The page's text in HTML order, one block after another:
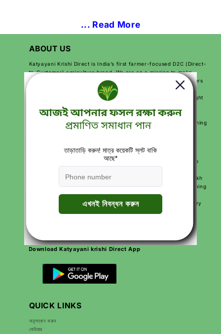
... Read More
ABOUT US
Katyayani Krishi Direct is India’s first farmer-focused D2C (Direct-
to-Customer) agriculture brand. We are on a mission to make
farming easier, more productive, and more profitable for farmers
across India. By sending products directly from our factory to
farmers, we make sure they get high-quality solutions at the right
We use modern technology, expert knowledge, and practical
solutions to help farmers improve their crops, reduce their farming
costs, and increase their earnings. Our goal is to make farming
With over 250+ agriculture products and services like free crop
calendars, soil and water testing, and expert video advice, we
support farmers at every step of their journey. More than 10 lakh
farmers across India trust Katyayani Krishi Direct for their farming
We are proud to be Made in India, Made for India, working every
day to grow Indian agriculture and make farmers’ lives better.
Download Katyayani krishi Direct App
QUICK LINKS
অনুসন্ধান করুন
কেরিয়ার